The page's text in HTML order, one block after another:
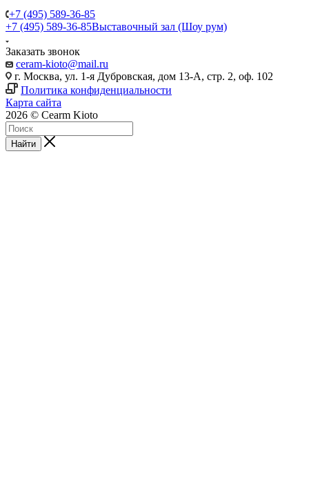
+7 (495) 589-36-85
+7 (495) 589-36-85Выставочный зал (Шоу рум)
Заказать звонок
ceram-kioto@mail.ru
г. Москва, ул. 1-я Дубровская, дом 13-А, стр. 2, оф. 102
Политика конфиденциальности
Карта сайта
2026 © Cearm Kioto
Найти